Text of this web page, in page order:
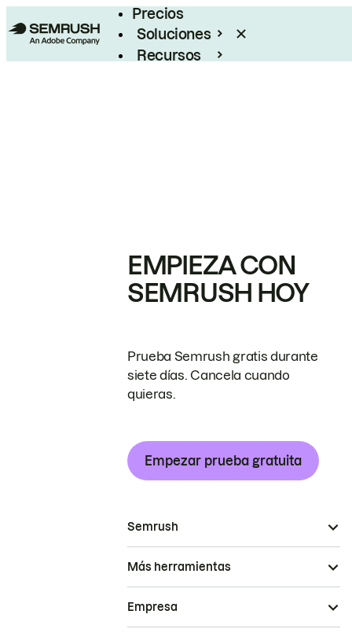
Precios
Soluciones
Recursos
EMPIEZA CON
SEMRUSH HOY
Prueba Semrush gratis durante
siete días. Cancela cuando
quieras.
Empezar prueba gratuita
Semrush
Más herramientas
Empresa